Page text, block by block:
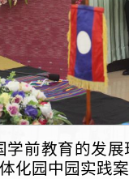
学前教育的发
化园中园实践